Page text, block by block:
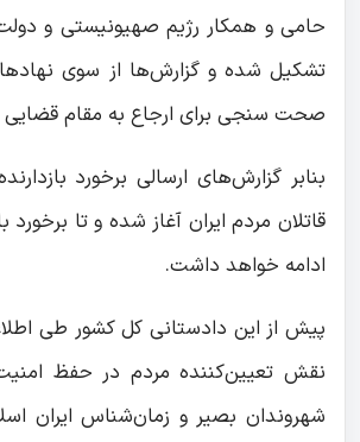
حامی و همکار رژیم صهیونیستی و
تشکیل شده و گزارش‌ها از سوی
صحت سنجی برای ارجاع به مقام
بنابر گزارش‌های ارسالی برخورد
قاتلان مردم ایران آغاز شده و تا برخورد
ادامه خواهد داشت.
پیش از این دادستانی کل کشور طی
نقش تعیین‌کننده مردم در حفظ
شهروندان بصیر و زمان‌شناس ایران